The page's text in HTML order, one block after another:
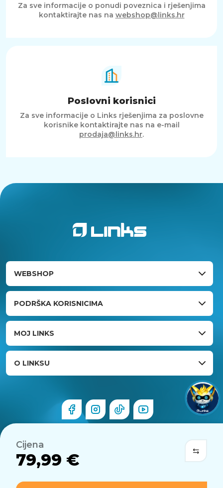
Cijena
79,99 €
Za sve informacije o ponudi poveznica i rješenjima
kontaktirajte nas na webshop@links.hr
Poslovni korisnici
Za sve informacije o Links rješenjima za poslovne
korisnike kontaktirajte nas na e-mail
prodaja@links.hr.
WEBSHOP
PODRŠKA KORISNICIMA
MOJ LINKS
O LINKSU